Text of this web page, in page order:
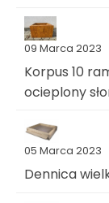
09 Marca 2023
Korpus 10
ocieplony
05 Marca 2023
Dennica